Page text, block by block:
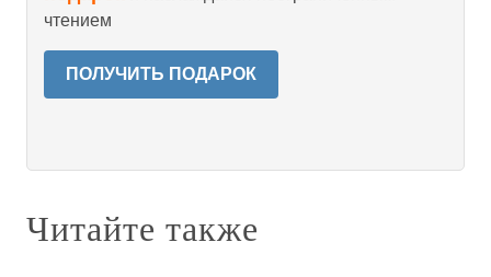
чтением
ПОЛУЧИТЬ ПОДАРОК
Читайте также